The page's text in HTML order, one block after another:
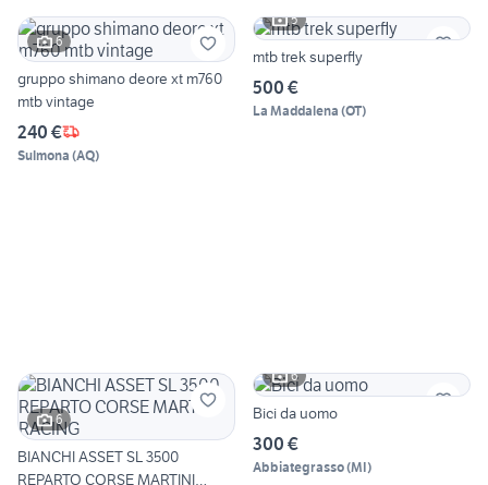
6
gruppo shimano deore xt m760
mtb vintage
240 €
Sulmona (AQ)
5
mtb trek superfly
500 €
La Maddalena (OT)
6
BIANCHI ASSET SL 3500
REPARTO CORSE MARTINI
6
Bici da uomo
300 €
Abbiategrasso(MI)